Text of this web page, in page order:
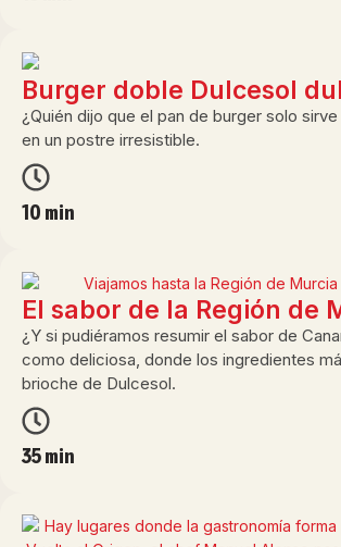
Burger doble Dulcesol
¿Quién dijo que el pan de burger solo
en un postre irresistible.
10 min
El sabor de la Región de
¿Y si pudiéramos resumir el sabor de
como deliciosa, donde los ingredientes
brioche de Dulcesol.
35 min